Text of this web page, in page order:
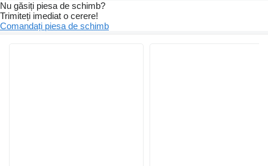
Nu găsiți piesa de schimb?
Trimiteți imediat o cerere!
Comandați piesa de schimb